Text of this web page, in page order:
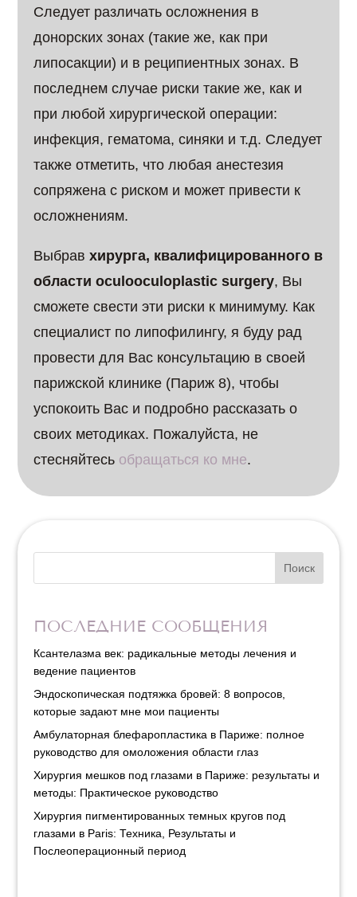
Следует различать осложнения в
донорских зонах (такие же, как при
липосакции) и в реципиентных зонах. В
последнем случае риски такие же, как и
при любой хирургической операции:
инфекция, гематома, синяки и т.д. Следует
также отметить, что любая анестезия
сопряжена с риском и может привести к
осложнениям.
Выбравхирурга, квалифицированного в
области оculooculoplastic surgery, Вы
сможете свести эти риски к минимуму. Как
специалист по липофилингу, я буду рад
провести для Вас консультацию в своей
парижской клинике (Париж 8), чтобы
успокоить Вас и подробно рассказать о
своих методиках. Пожалуйста, не
стесняйтесь обращаться ко мне.
Поиск
ПОСЛЕДНИЕ СООБЩЕНИЯ
Ксантелазма век: радикальные методы лечения и
ведение пациентов
Эндоскопическая подтяжка бровей: 8 вопросов,
которые задают мне мои пациенты
Амбулаторная блефаропластика в Париже: полное
руководство для омоложения области глаз
Хирургия мешков под глазами в Париже: результаты и
методы: Практическое руководство
Хирургия пигментированных темных кругов под
глазами в Paris: Техника, Результаты и
Послеоперационный период